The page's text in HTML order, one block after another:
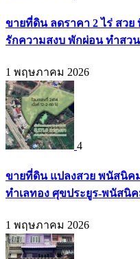
ขายที่ดิน ลดราคา 2 ไร่ สว
รักความสงบ พักผ่อน ทำสวน
1 พฤษภาคม 2026
4
ขายที่ดิน แปลงสวย พนัสนิค
ทำเลทอง ศุขประยูร-พนัสนิค
1 พฤษภาคม 2026